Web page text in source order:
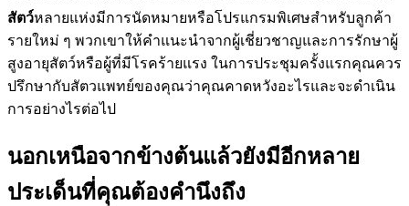
สัตว์หลายแห่งมีการนัดหมายหรือโปรแกรมพิเศษสำหรับลูกค้า
รายใหม่ ๆ พวกเขาให้คำแนะนำจากผู้เชี่ยวชาญและการรักษาผู้
สูงอายุสัตว์หรือผู้ที่มีโรคร้ายแรง ในการประชุมครั้งแรกคุณควร
ปรึกษากับสัตวแพทย์ของคุณว่าคุณคาดหวังอะไรและจะดำเนิน
การอย่างไรต่อไป
นอกเหนือจากข้างต้นแล้วยังมีอีกหลาย
ประเด็นที่คุณต้องคำนึงถึง